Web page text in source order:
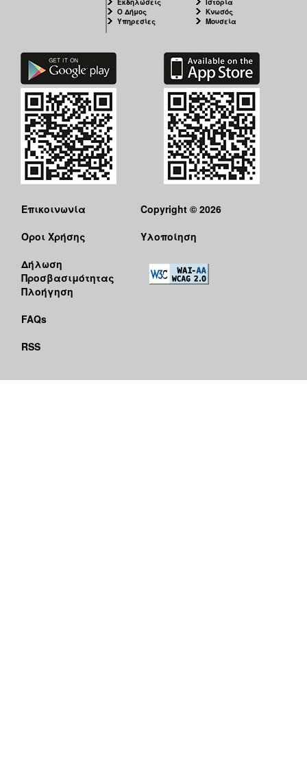
Ο Δήμος
Υπηρεσίες
Κνωσός
Μουσεία
Επικοινωνία
Όροι Χρήσης
Δήλωση
Προσβασιμότητας
Πλοήγηση
FAQs
RSS
Copyright © 2026
Υλοποίηση